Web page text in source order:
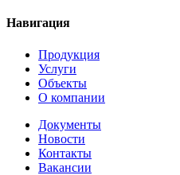
Навигация
Продукция
Услуги
Объекты
О компании
Документы
Новости
Контакты
Вакансии